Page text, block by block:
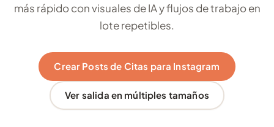
más rápido con visuales de IA y flujos de trabajo en
lote repetibles.
Crear Posts de Citas para Instagram
Ver salida en múltiples tamaños